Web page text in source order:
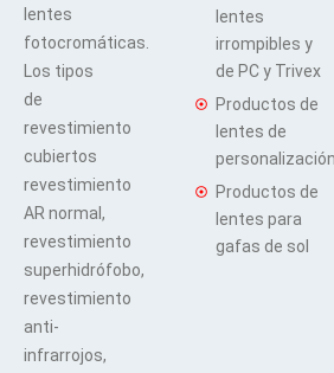
lentes
fotocromáticas.
Los tipos
de
revestimiento
cubiertos
revestimiento
AR normal,
revestimiento
superhidrófobo,
revestimiento
anti-
infrarrojos,
lentes
irrompibles y
de PC y Trivex
Productos de
lentes de
personalización
Productos de
lentes para
gafas de sol